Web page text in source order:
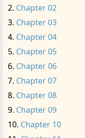
Chapter 02
Chapter 03
Chapter 04
Chapter 05
Chapter 06
Chapter 07
Chapter 08
Chapter 09
Chapter 10